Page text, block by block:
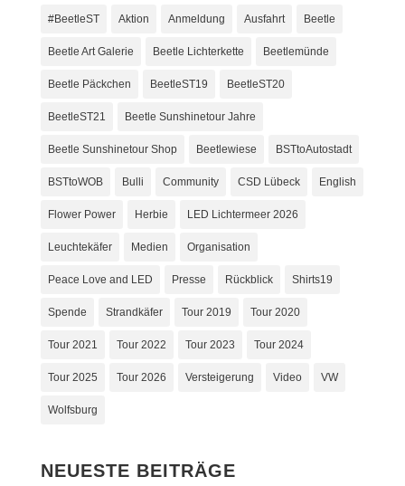
#BeetleST Aktion Anmeldung Ausfahrt Beetle
Beetle Art Galerie Beetle Lichterkette Beetlemünde
Beetle Päckchen BeetleST19 BeetleST20
BeetleST21 Beetle Sunshinetour Jahre
Beetle Sunshinetour Shop Beetlewiese BSTtoAutostadt
BSTtoWOB Bulli Community CSD Lübeck English
Flower Power Herbie LED Lichtermeer 2026
Leuchtekäfer Medien Organisation
Peace Love and LED Presse Rückblick Shirts19
Spende Strandkäfer Tour 2019 Tour 2020
Tour 2021 Tour 2022 Tour 2023 Tour 2024
Tour 2025 Tour 2026 Versteigerung Video VW
Wolfsburg
NEUESTE BEITRÄGE